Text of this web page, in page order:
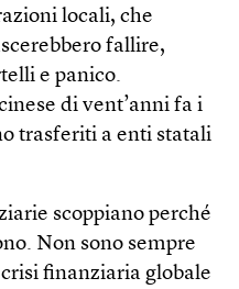
locali, che
fallire,
e panico.
di vent’anni fa i
trasferiti a enti statali
scoppiano perché
Non sono sempre
finanziaria globale